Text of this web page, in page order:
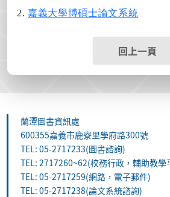
2.嘉義大學博碩士論文系統
回上一頁
蘭潭圖書資訊處
600355嘉義市鹿寮里學府路300號
TEL: 05-2717233(圖書諮詢)
TEL: 2717260~62(校務行政，輔助教學
TEL: 05-2717259(網路，電子郵件)
TEL: 05-2717238(論文系統諮詢)